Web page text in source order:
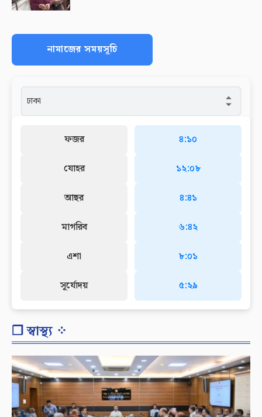
নামাজের সময়সূচি
ফজর
যোহর
আছর
মাগরিব
এশা
সূর্যোদয়
৪:১০
১২:০৮
৪:৪১
৬:৪২
৮:০১
৫:২৯
❐ স্বাস্থ্য ⁘